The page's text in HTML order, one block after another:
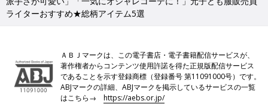
ライターおすすめ★総柄アイテム5選
ＡＢＪマークは、この電子書店・電子書籍配信サービスが、
著作権者からコンテンツ使用許諾を得た正規版配信サービス
であることを示す登録商標（登録番号 第11091000号）です。
ABJマークの詳細、ABJマークを掲示しているサービスの一覧
はこちら→https://aebs.or.jp/